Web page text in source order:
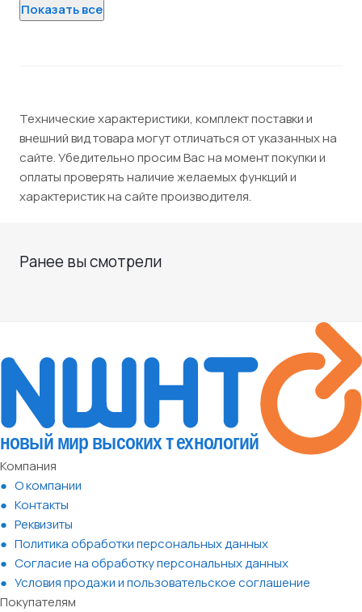
Показать все
Технические характеристики, комплект поставки и
внешний вид товара могут отличаться от указанных на
сайте. Убедительно просим Вас на момент покупки и
оплаты проверять наличие желаемых функций и
характеристик на сайте производителя.
Ранее вы смотрели
Компания
О компании
Контакты
Реквизиты
Политика обработки персональных данных
Согласие на обработку персональных данных
Условия продажи и пользовательское соглашение
Покупателям